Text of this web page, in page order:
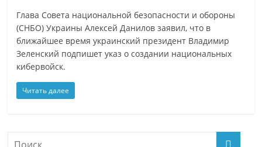
Глава Совета национальной безопасности и обороны
(СНБО) Украины Алексей Данилов заявил, что в
ближайшее время украинский президент Владимир
Зеленский подпишет указ о создании национальных
кибервойск.
Читать далее